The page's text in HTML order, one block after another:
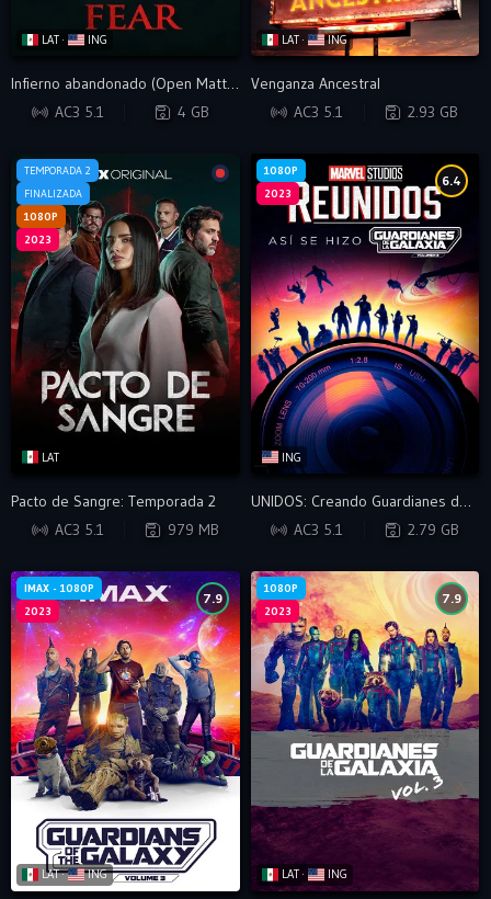
LAT · ING
WEB-DL
Infierno abandonado (Open Matte)
AC3 5.1
4 GB
LAT · ING
WEB-DL
Venganza Ancestral
AC3 5.1
2.93 GB
TEMPORADA 2
FINALIZADA
1080P
2023
LAT
WEB-DL
Pacto de Sangre: Temporada 2
AC3 5.1
979 MB
1080P
2023
6.4
ING
WEB-DL
UNIDOS: Creando Guardianes de la Galaxia Volumen 3
AC3 5.1
2.79 GB
IMAX - 1080P
2023
7.9
LAT · ING
1080P
2023
7.9
LAT · ING